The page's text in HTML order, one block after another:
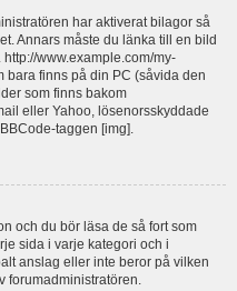
har aktiverat bilagor så
Annars måste du länka till en bild
www.example.com/my-
bara finns på din PC (såvida den
som finns bakom
eller Yahoo, lösenorsskyddade
taggen [img].
och du bör läsa de så fort som
sida i varje kategori och i
anslag eller inte beror på vilken
forumadministratören.